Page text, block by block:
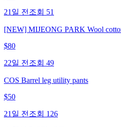
21일 전 조회 51
[NEW] MIJEONG PARK Wool
$80
22일 전 조회 49
COS Barrel leg utility pants
$50
21일 전 조회 126